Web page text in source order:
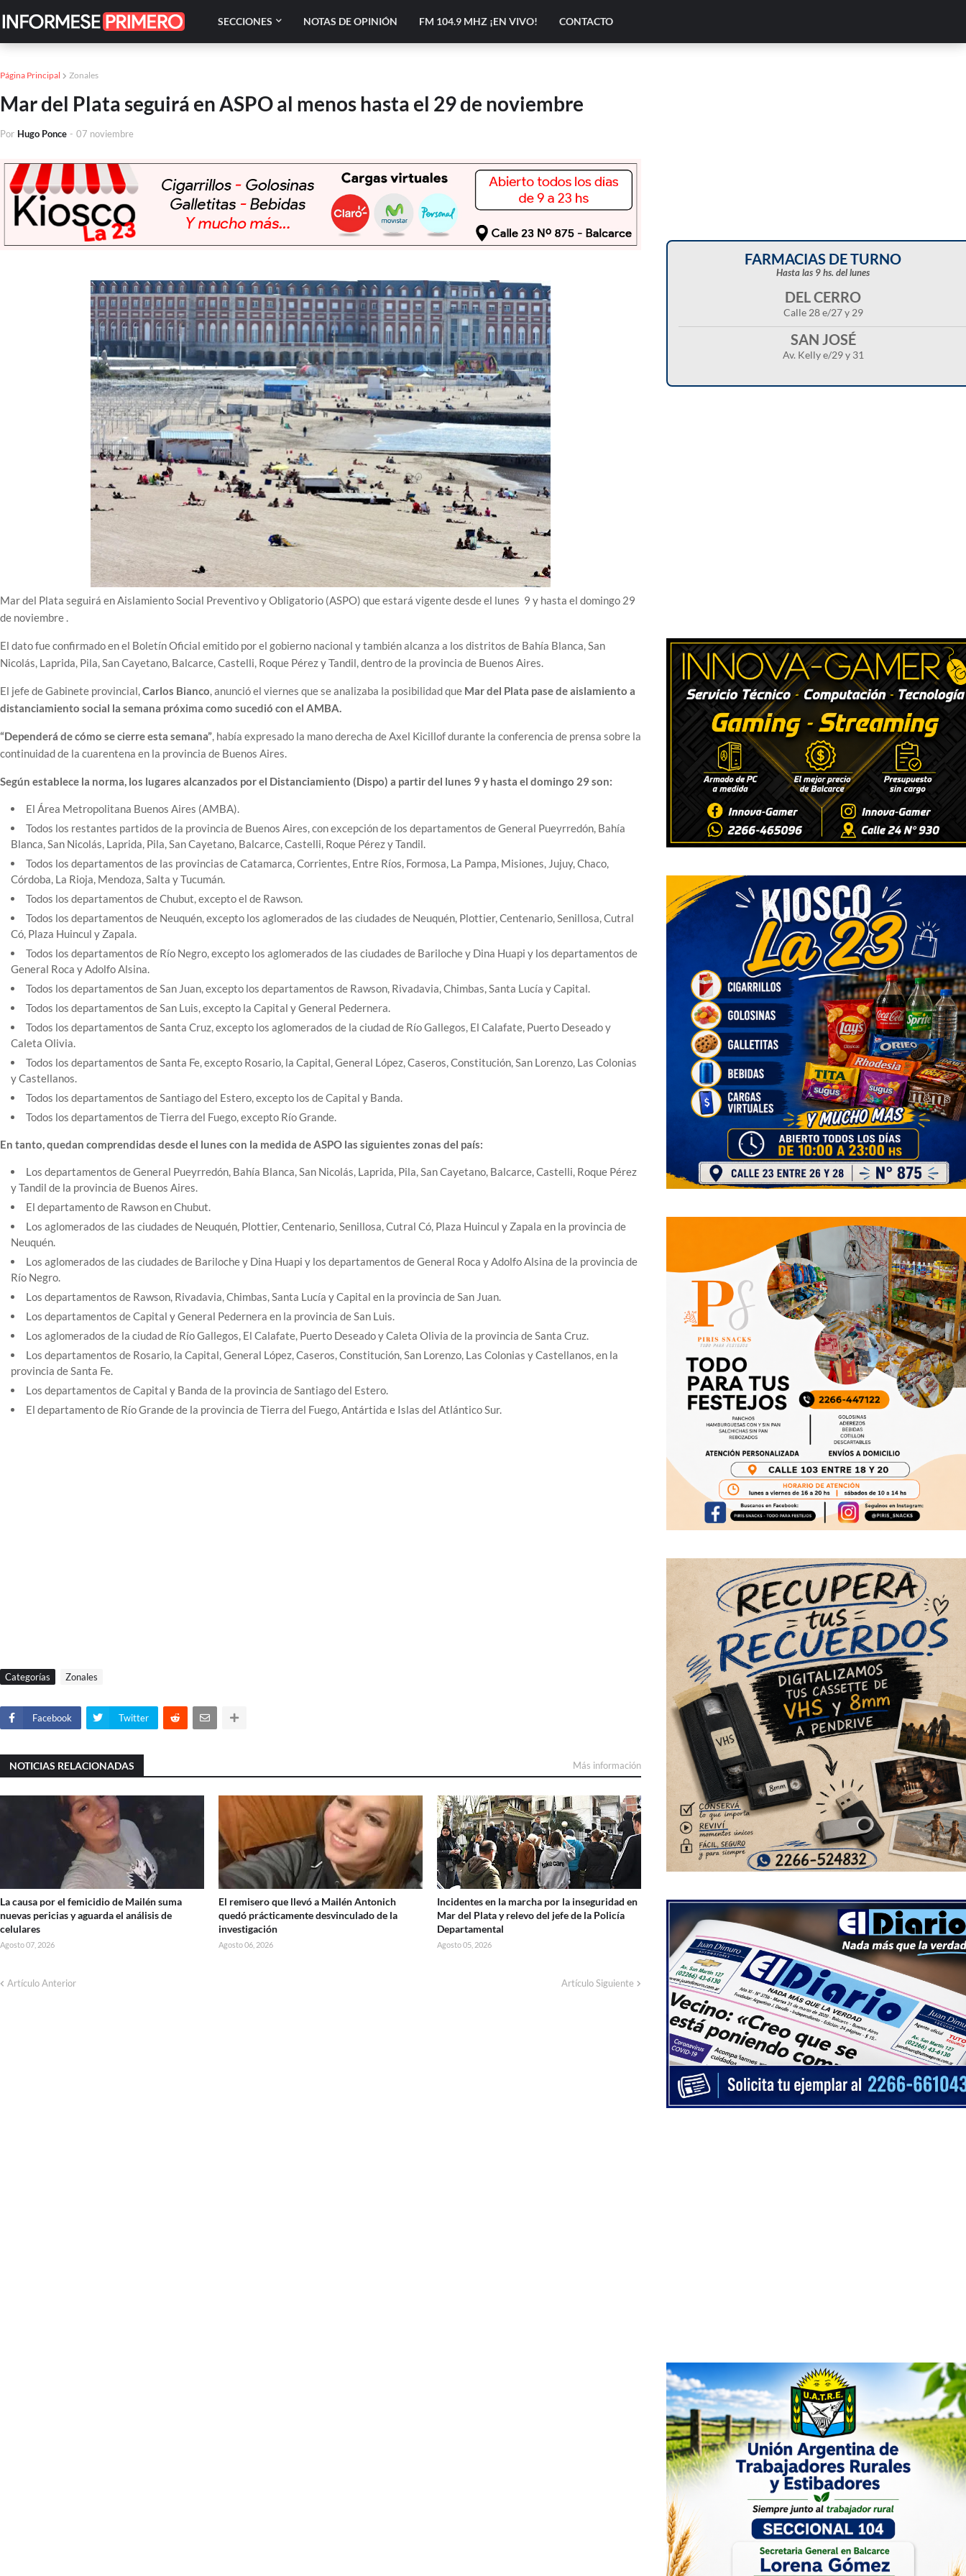
SECCIONES NOTAS DE OPINIÓN FM 104.9 MHZ ¡EN VIVO! CONTACTO
Página Principal Zonales
Mar del Plata seguirá en ASPO al menos hasta el 29 de noviembre
Por Hugo Ponce - 07 noviembre
Mar del Plata seguirá en Aislamiento Social Preventivo y Obligatorio (ASPO) que estará vigente desde el lunes 9 y hasta el domingo 29
de noviembre .
El dato fue confirmado en el Boletín Oficial emitido por el gobierno nacional y también alcanza a los distritos de Bahía Blanca, San
Nicolás, Laprida, Pila, San Cayetano, Balcarce, Castelli, Roque Pérez y Tandil, dentro de la provincia de Buenos Aires.
El jefe de Gabinete provincial,Carlos Bianco, anunció el viernes que se analizaba la posibilidad que Mar del Plata pase de aislamiento a
distanciamiento social la semana próxima como sucedió con el AMBA.
“Dependerá de cómo se cierre esta semana”, había expresado la mano derecha de Axel Kicillof durante la conferencia de prensa sobre la
continuidad de la cuarentena en la provincia de Buenos Aires.
Según establece la norma, los lugares alcanzados por el Distanciamiento (Dispo) a partir del lunes 9 y hasta el domingo 29 son:
El Área Metropolitana Buenos Aires (AMBA).
Todos los restantes partidos de la provincia de Buenos Aires, con excepción de los departamentos de General Pueyrredón, Bahía
Blanca, San Nicolás, Laprida, Pila, San Cayetano, Balcarce, Castelli, Roque Pérez y Tandil.
Todos los departamentos de las provincias de Catamarca, Corrientes, Entre Ríos, Formosa, La Pampa, Misiones, Jujuy, Chaco,
Córdoba, La Rioja, Mendoza, Salta y Tucumán.
Todos los departamentos de Chubut, excepto el de Rawson.
Todos los departamentos de Neuquén, excepto los aglomerados de las ciudades de Neuquén, Plottier, Centenario, Senillosa, Cutral
Có, Plaza Huincul y Zapala.
Todos los departamentos de Río Negro, excepto los aglomerados de las ciudades de Bariloche y Dina Huapi y los departamentos de
General Roca y Adolfo Alsina.
Todos los departamentos de San Juan, excepto los departamentos de Rawson, Rivadavia, Chimbas, Santa Lucía y Capital.
Todos los departamentos de San Luis, excepto la Capital y General Pedernera.
Todos los departamentos de Santa Cruz, excepto los aglomerados de la ciudad de Río Gallegos, El Calafate, Puerto Deseado y
Caleta Olivia.
Todos los departamentos de Santa Fe, excepto Rosario, la Capital, General López, Caseros, Constitución, San Lorenzo, Las Colonias
y Castellanos.
Todos los departamentos de Santiago del Estero, excepto los de Capital y Banda.
Todos los departamentos de Tierra del Fuego, excepto Río Grande.
En tanto, quedan comprendidas desde el lunes con la medida de ASPO las siguientes zonas del país:
Los departamentos de General Pueyrredón, Bahía Blanca, San Nicolás, Laprida, Pila, San Cayetano, Balcarce, Castelli, Roque Pérez
y Tandil de la provincia de Buenos Aires.
El departamento de Rawson en Chubut.
Los aglomerados de las ciudades de Neuquén, Plottier, Centenario, Senillosa, Cutral Có, Plaza Huincul y Zapala en la provincia de
Neuquén.
Los aglomerados de las ciudades de Bariloche y Dina Huapi y los departamentos de General Roca y Adolfo Alsina de la provincia de
Río Negro.
Los departamentos de Rawson, Rivadavia, Chimbas, Santa Lucía y Capital en la provincia de San Juan.
Los departamentos de Capital y General Pedernera en la provincia de San Luis.
Los aglomerados de la ciudad de Río Gallegos, El Calafate, Puerto Deseado y Caleta Olivia de la provincia de Santa Cruz.
Los departamentos de Rosario, la Capital, General López, Caseros, Constitución, San Lorenzo, Las Colonias y Castellanos, en la
provincia de Santa Fe.
Los departamentos de Capital y Banda de la provincia de Santiago del Estero.
El departamento de Río Grande de la provincia de Tierra del Fuego, Antártida e Islas del Atlántico Sur.
Categorías Zonales
Facebook Twitter
NOTICIAS RELACIONADAS Más información
La causa por el femicidio de Mailén suma
nuevas pericias y aguarda el análisis de
celulares
Agosto 07, 2026
El remisero que llevó a Mailén Antonich
quedó prácticamente desvinculado de la
investigación
Agosto 06, 2026
Incidentes en la marcha por la inseguridad en
Mar del Plata y relevo del jefe de la Policía
Departamental
Agosto 05, 2026
Artículo Anterior Artículo Siguiente
FARMACIAS DE TURNO
Hasta las 9 hs. del lunes
DEL CERRO
Calle 28 e/27 y 29
SAN JOSÉ
Av. Kelly e/29 y 31